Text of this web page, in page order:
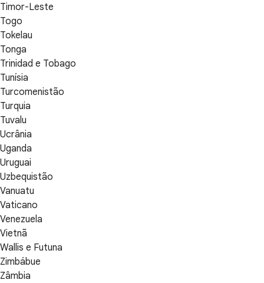
Timor-Leste
Togo
Tokelau
Tonga
Trinidad e Tobago
Tunísia
Turcomenistão
Turquia
Tuvalu
Ucrânia
Uganda
Uruguai
Uzbequistão
Vanuatu
Vaticano
Venezuela
Vietnã
Wallis e Futuna
Zimbábue
Zâmbia